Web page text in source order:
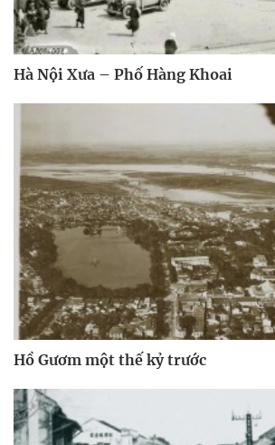
Hà Nội Xưa – Phố Hàng Khoai
Hồ Gươm một thế kỷ trước